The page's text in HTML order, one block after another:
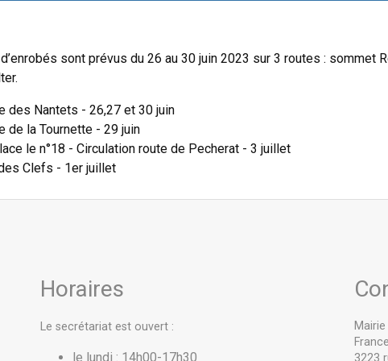
sont prévus du 26 au 30 juin 2023 sur 3 routes : sommet
des Nantets - 26,27 et 30 juin
de la Tournette - 29 juin
le n°18 - Circulation route de Pecherat - 3 juillet
Clefs - 1er juillet
Horaires
Le secrétariat est ouvert :
le lundi : 14h00-17h30
France
3223